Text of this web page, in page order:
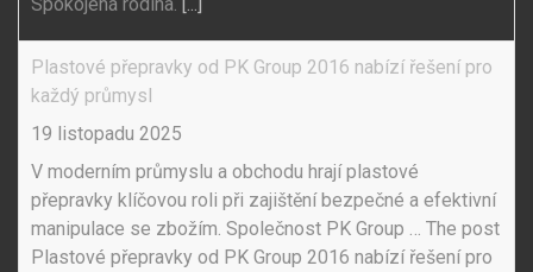
Plastové přepravky od PK Group 2016 nabízí řešení pro
každý průmysl
19 listopadu 2025
V moderním průmyslu a obchodu hrají plastové
přepravky klíčovou roli při zajištění bezpečné a efektivní
manipulace se zbožím. Společnost PK Group … The post
Plastové přepravky od PK Group 2016 nabízí řešení pro